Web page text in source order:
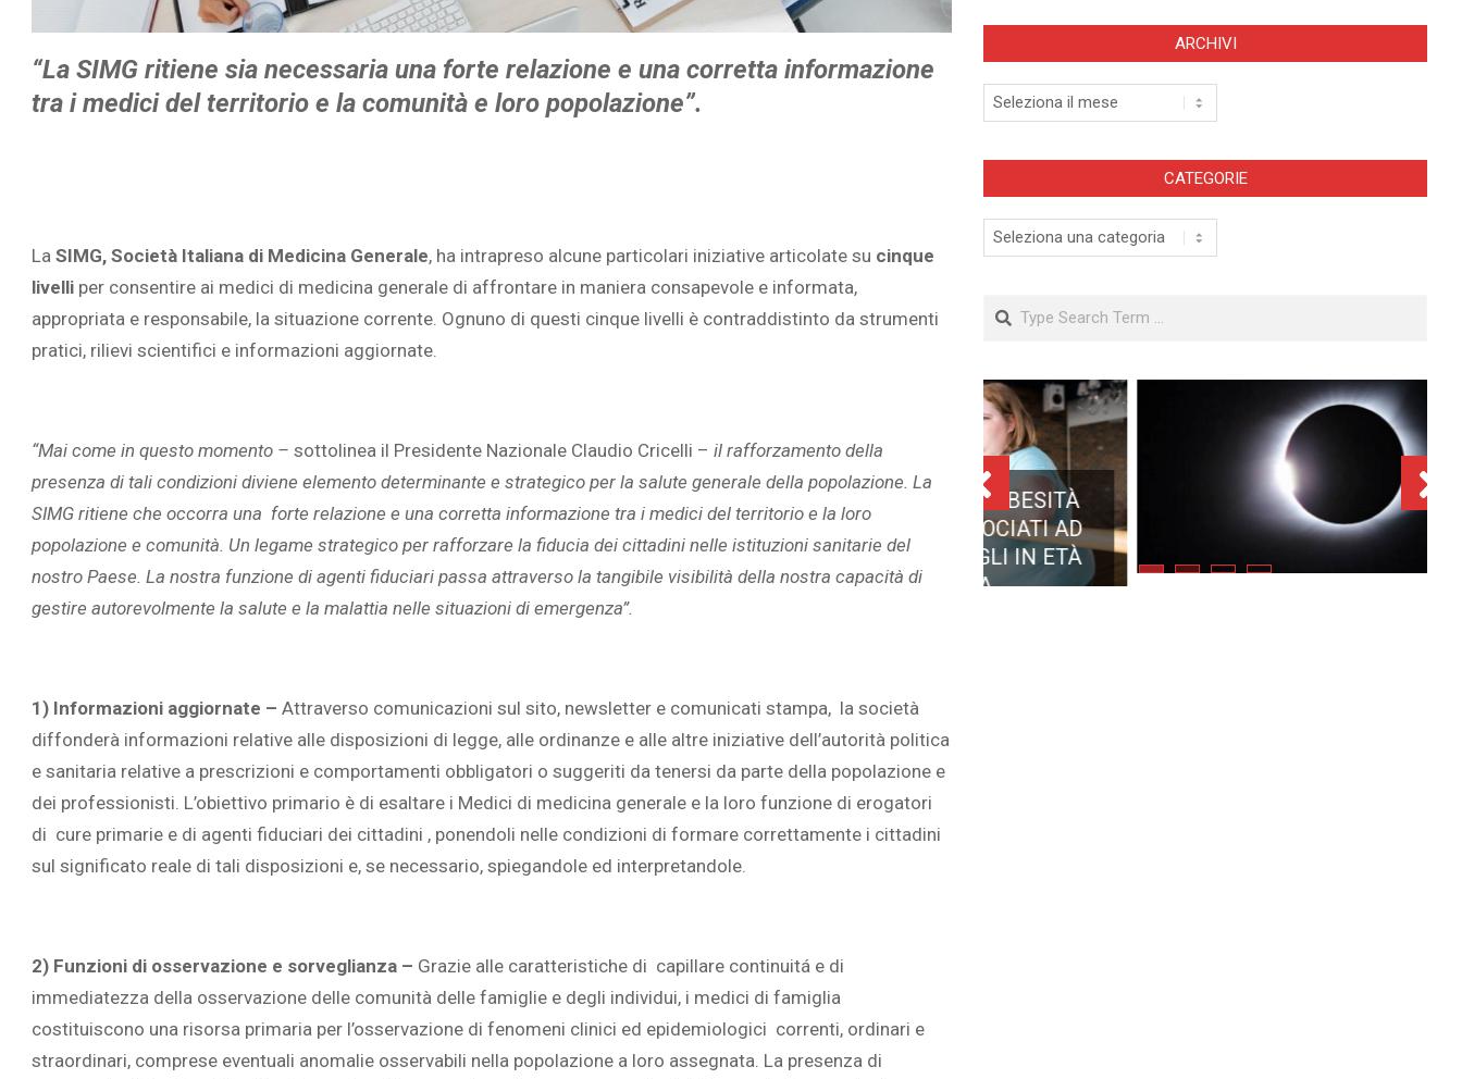
“La SIMG ritiene sia necessaria una forte relazione e una corretta informazione
tra i medici del territorio e la comunità e loro popolazione”.
La SIMG, Società Italiana di Medicina Generale, ha intrapreso alcune particolari iniziative articolate su cinque
livelli per consentire ai medici di medicina generale di affrontare in maniera consapevole e informata,
appropriata e responsabile, la situazione corrente. Ognuno di questi cinque livelli è contraddistinto da strumenti
pratici, rilievi scientifici e informazioni aggiornate.
“Mai come in questo momento – sottolinea il Presidente Nazionale Claudio Cricelli – il rafforzamento della
presenza di tali condizioni diviene elemento determinante e strategico per la salute generale della popolazione. La
SIMG ritiene che occorra una forte relazione e una corretta informazione tra i medici del territorio e la loro
popolazione e comunità. Un legame strategico per rafforzare la fiducia dei cittadini nelle istituzioni sanitarie del
nostro Paese. La nostra funzione di agenti fiduciari passa attraverso la tangibile visibilità della nostra capacità di
gestire autorevolmente la salute e la malattia nelle situazioni di emergenza”.
1) Informazioni aggiornate – Attraverso comunicazioni sul sito, newsletter e comunicati stampa, la società
diffonderà informazioni relative alle disposizioni di legge, alle ordinanze e alle altre iniziative dell’autorità politica
e sanitaria relative a prescrizioni e comportamenti obbligatori o suggeriti da tenersi da parte della popolazione e
dei professionisti. L’obiettivo primario è di esaltare i Medici di medicina generale e la loro funzione di erogatori
di cure primarie e di agenti fiduciari dei cittadini , ponendoli nelle condizioni di formare correttamente i cittadini
sul significato reale di tali disposizioni e, se necessario, spiegandole ed interpretandole.
2) Funzioni di osservazione e sorveglianza – Grazie alle caratteristiche di capillare continuitá e di
immediatezza della osservazione delle comunità delle famiglie e degli individui, i medici di famiglia
costituiscono una risorsa primaria per l’osservazione di fenomeni clinici ed epidemiologici correnti, ordinari e
straordinari, comprese eventuali anomalie osservabili nella popolazione a loro assegnata. La presenza di
ARCHIVI
Archivi
CATEGORIE
Categorie
Search
L’ATTIVITÀ CEREBRALE
RIVELA LE MELODIE CHE LE
PERSONE IMMAGINANO
SOVRAPPESO E OBESITÀ
INFANTILE ASSOCIATI AD
ASSENZA DI FIGLI IN ETÀ
ADULTA
ECLISSE TOTALE DEL 12
AGOSTO 2026: DOVE SI
POTRÀ VEDERE